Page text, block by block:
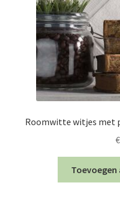
Roomwitte witjes met
€
Toevoegen